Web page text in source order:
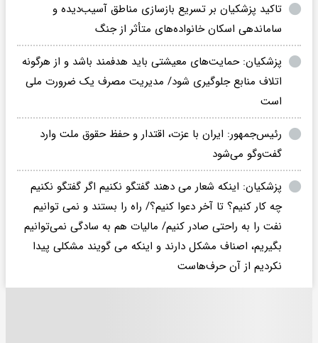
تاکید پزشکیان بر تسریع بازسازی مناطق آسیب‌دیده و
ساماندهی اسکان خانواده‌های متأثر از جنگ
پزشکیان: حمایت‌های معیشتی باید هدفمند باشد و از هرگونه
اتلاف منابع جلوگیری شود/ مدیریت مصرف یک ضرورت ملی
است
رئیس‌جمهور: ایران با عزت، اقتدار و حفظ حقوق ملت وارد
گفت‌وگو می‌شود
پزشکیان: اینکه شعار می دهند گفتگو نکنیم‌ اگر گفتگو نکنیم‌
چه کار کنیم؟ تا آخر دعوا کنیم؟/ راه را بستند و نمی توانیم
نفت را به راحتی صادر کنیم/ مالیات هم به سادگی نمی‌توانیم
بگیریم، اصناف مشکل دارند و اینکه می گویند مشکلی پیدا
نکردیم از آن حرف‌هاست